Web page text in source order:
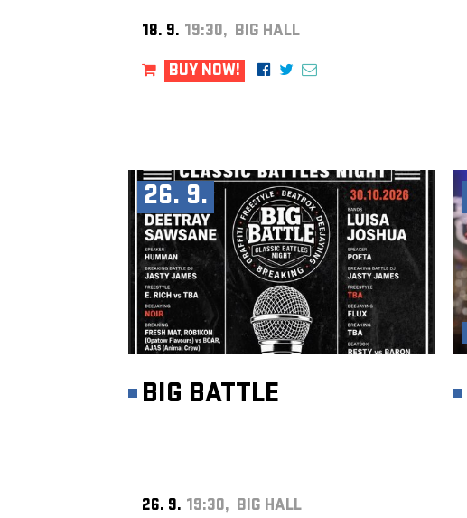
18. 9. 19:30, BIG HALL
BUY NOW!
26. 9.
BIG BATTLE
26. 9. 19:30, BIG HALL